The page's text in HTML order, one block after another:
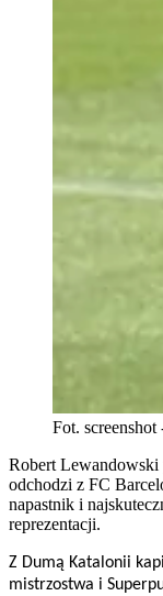
Fot.
Robert Lewandowski
odchodzi z FC
napastnik i
reprezentacji.
Z Dumą Katalonii
mistrzostwa i